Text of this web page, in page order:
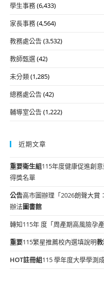
學生事務(6,433)
家長事務(4,564)
教務處公告(3,532)
教師甄選(42)
未分類(1,285)
總務處公告(42)
輔導室公告(1,222)
近期文章
重要衛生組115年度健康促進創
得獎名單
公告高市圖辦理「2026朗聲大賞
辦法圖書館
轉知115年 度「周產期高風險孕
重要115繁星推薦校內選填說明
HOT註冊組115 學年度大學學測